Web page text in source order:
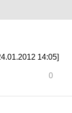
14:05]
0